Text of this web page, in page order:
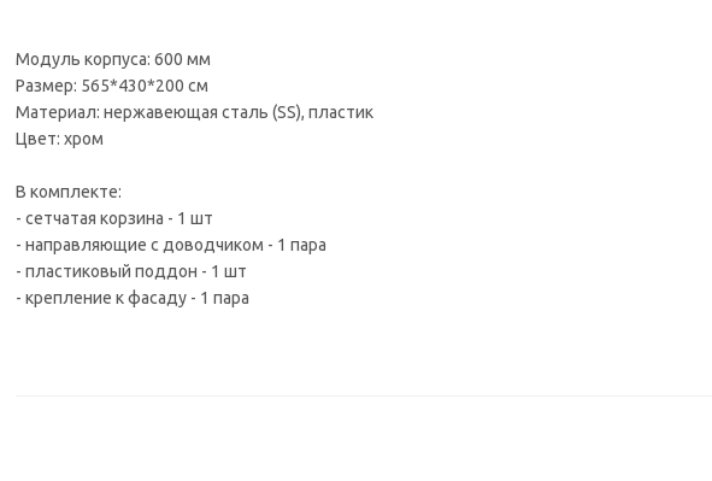
Модуль корпуса: 600 мм
Размер: 565*430*200 см
Материал: нержавеющая сталь (SS), пластик
Цвет: хром
В комплекте:
- сетчатая корзина - 1 шт
- направляющие с доводчиком - 1 пара
- пластиковый поддон - 1 шт
- крепление к фасаду - 1 пара